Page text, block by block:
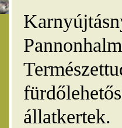
állatkertek.